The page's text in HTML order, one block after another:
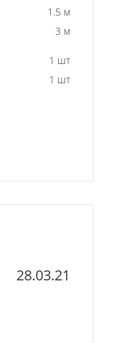
1.5 м
3 м
1 шт
1 шт
28.03.21